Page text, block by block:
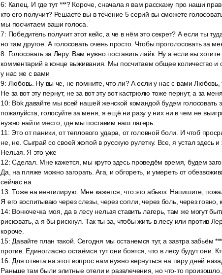
6: Капец. И где тут ***? Короче, сначала я вам расскажу про наши
кто его получит? Решаете вы в течение 5 серий вы сможете
мы посчитаем ваши голоса.
7: Победитель получит этот кейс, а че в нём это секрет? А если ты
но там другое. А голосовать очень просто. Чтобы проголосовать за
8: Голосовать за Леру. Вам нужно поставить лайк. Ну а если вы
комментарий в конце выживания. Мы посчитаем общее количество
у нас же с вами
9: Любовь. Ну вы че, не помните, что ли? А если у нас с вами Любовь,
Не за вот эту пернут, не за вот эту вот кастрюлю тоже пернут, а за
10: Bbk давайте мы всей нашей женской командой будем голосовать
пожалуйста, голосуйте за меня, я ещё ни разу у них ни в чем не
нужно найти место, где мы поставим наш лагерь.
11 : Это от паники, от теплового удара, от головной боли. И чтоб
не, не. Сыграй со своей жопой в русскую рулетку. Все, я устал здесь
Нельзя. Я это уже
12:Сделал. Мне кажется, мы круто здесь проведём время, будем
Да, на пляже можно загорать. Ага, и обгореть, и умереть от
сейчас на
13:Тоже на вентилирую. Мне кажется, что это абьюз. Напишите,
Я его воспитываю через слезы, через сопли, через боль, через
14: Вонючечка моя, да в лесу нельзя ставить лагерь, там же могут
рисковать, а я бы рискнул. Так ты за, чтобы жить в лесу или против
короче.
15: Давайте план такой. Сегодня мы останемся тут, а завтра забьём
против. Единогласно остаёмся тут они боятся, что в лесу будут они.
16: Для ответа на этот вопрос нам нужно вернуться на пару дней
Раньше там были элитные отели и развлечения, но что-то